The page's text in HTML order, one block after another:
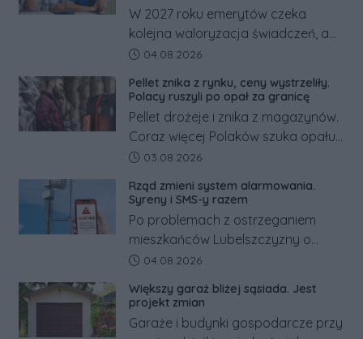
W 2027 roku emerytów czeka
kolejna waloryzacja świadczeń, a
pracowników podwyżka płacy
tym zmianom zyskają.
Data dodania artykułu:
04.08.2026
Pellet znika z rynku, ceny wystrzeliły.
Polacy ruszyli po opał za granicę
Pellet drożeje i znika z magazynów.
Coraz więcej Polaków szuka opału
za granicą, gdzie bywa nawet
Co się dzieje?
Data dodania artykułu:
03.08.2026
Rząd zmieni system alarmowania.
Syreny i SMS-y razem
Po problemach z ostrzeganiem
mieszkańców Lubelszczyzny o
rosyjskim zagrożeniu rząd
alarmowych, alertów RCB i aplikacji
w jeden system.
Data dodania artykułu:
04.08.2026
Większy garaż bliżej sąsiada. Jest
projekt zmian
Garaże i budynki gospodarcze przy